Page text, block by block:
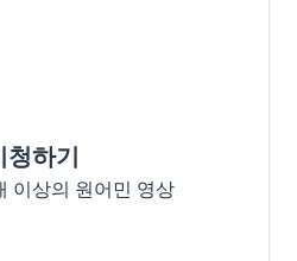
청하기
이상의 원어민 영상